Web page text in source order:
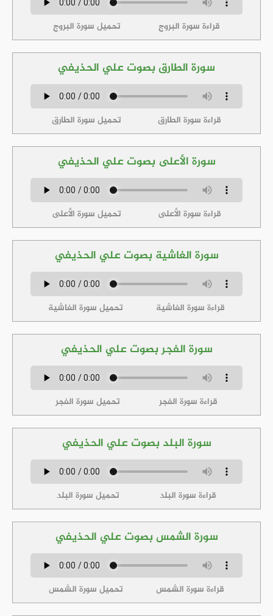
قراءة سورة البروج تحميل سورة البروج
سورة الطارق بصوت علي الحذيفي
قراءة سورة الطارق تحميل سورة الطارق
سورة الأعلى بصوت علي الحذيفي
قراءة سورة الأعلى تحميل سورة الأعلى
سورة الغاشية بصوت علي الحذيفي
قراءة سورة الغاشية تحميل سورة الغاشية
سورة الفجر بصوت علي الحذيفي
قراءة سورة الفجر تحميل سورة الفجر
سورة البلد بصوت علي الحذيفي
قراءة سورة البلد تحميل سورة البلد
سورة الشمس بصوت علي الحذيفي
قراءة سورة الشمس تحميل سورة الشمس